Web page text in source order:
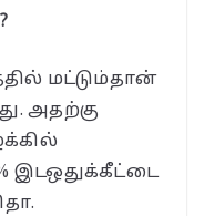
மட்டும்தான்
அதற்கு
இடஒதுக்கீட்டை